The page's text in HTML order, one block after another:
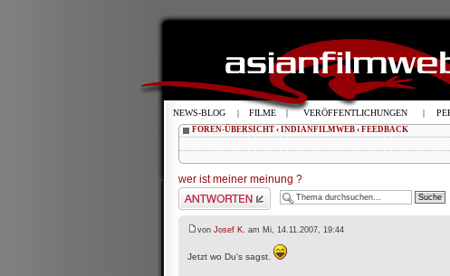
FOREN-ÜBERSICHT ‹ INDIANFILMWEB ‹ FEEDBACK
wer ist meiner meinung ?
Antwort schreiben
von Josef K. am Mi, 14.11.2007, 19:44
Jetzt wo Du's sagst.
NEWS-BLOG | FILME | VERÖFFENTLICHUNGEN |